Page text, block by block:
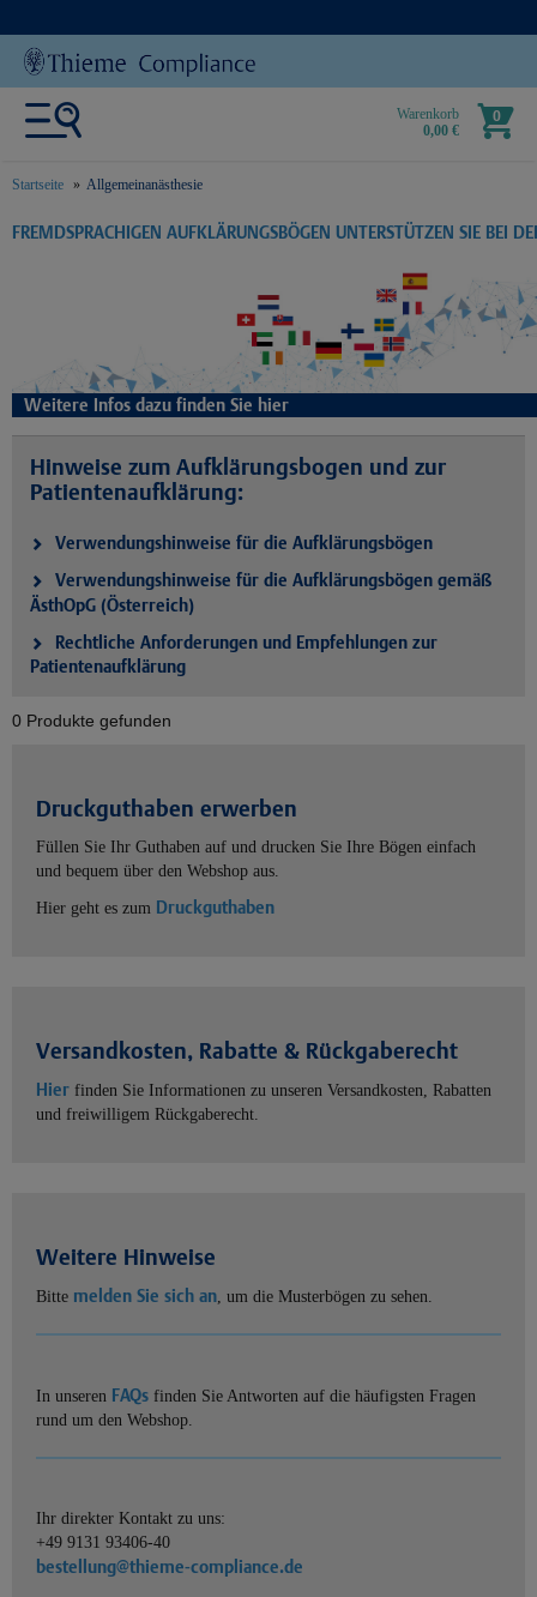
Warenkorb
0,00 €
0
Startseite Allgemeinanästhesie
text.skipToContent
text.skipToNavigation
FREMDSPRACHIGEN AUFKLÄRUNGSBÖGEN UNTERSTÜTZEN SIE BEI
Weitere Infos dazu finden Sie hier
Hinweise zum Aufklärungsbogen und zur
Patientenaufklärung:
Verwendungshinweise für die Aufklärungsbögen
Verwendungshinweise für die Aufklärungsbögen gemäß
ÄsthOpG (Österreich)
Rechtliche Anforderungen und Empfehlungen zur
Patientenaufklärung
0 Produkte gefunden
Druckguthaben erwerben
Füllen Sie Ihr Guthaben auf und drucken Sie Ihre Bögen einfach
und bequem über den Webshop aus.
Hier geht es zum Druckguthaben
Versandkosten, Rabatte & Rückgaberecht
Hier finden Sie Informationen zu unseren Versandkosten, Rabatten
und freiwilligem Rückgaberecht.
Weitere Hinweise
Bitte melden Sie sich an, um die Musterbögen zu sehen.
In unseren FAQs finden Sie Antworten auf die häufigsten Fragen
rund um den Webshop.
Ihr direkter Kontakt zu uns:
+49 9131 93406-40
bestellung@thieme-compliance.de